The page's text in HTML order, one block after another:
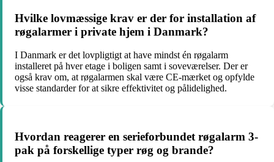
Hvilke lovmæssige krav er der for installation af
røgalarmer i private hjem i Danmark?
I Danmark er det lovpligtigt at have mindst én røgalarm
installeret på hver etage i boligen samt i soveværelser. Der er
også krav om, at røgalarmen skal være CE-mærket og opfylde
visse standarder for at sikre effektivitet og pålidelighed.
Hvordan reagerer en serieforbundet røgalarm 3-
pak på forskellige typer røg og brande?